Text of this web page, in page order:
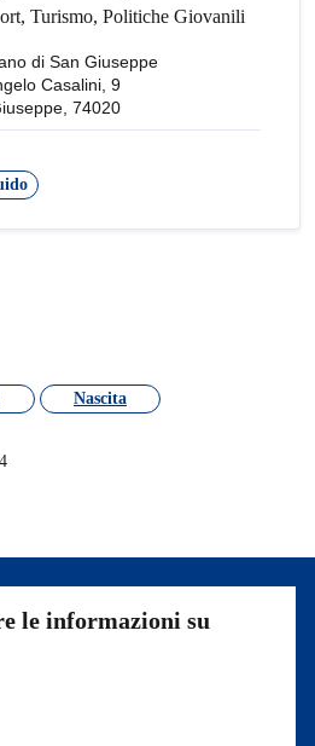
Turismo, Politiche Giovanili
di San Giuseppe
Casalini, 9
74020
Nascita
le informazioni su